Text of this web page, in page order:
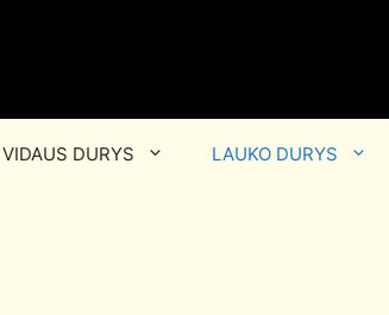
VIDAUS DURYS LAUKO DURYS